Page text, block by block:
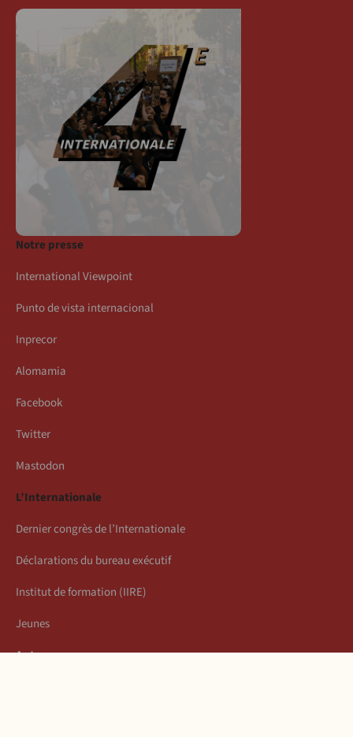
Notre presse
International Viewpoint
Punto de vista internacional
Inprecor
Alomamia
Facebook
Twitter
Mastodon
L’Internationale
Dernier congrès de l’Internationale
Déclarations du bureau exécutif
Institut de formation (IIRE)
Jeunes
Auteurs